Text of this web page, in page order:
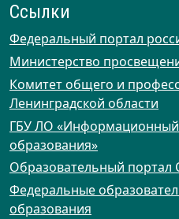
Ссылки
Федеральный портал
Министерство
Комитет общего и
Ленинградской области
ГБУ ЛО «Информационный
образования»
Образовательный портал
Федеральные
образования